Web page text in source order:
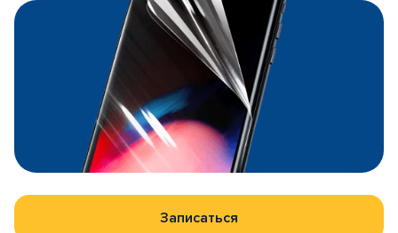
Записаться